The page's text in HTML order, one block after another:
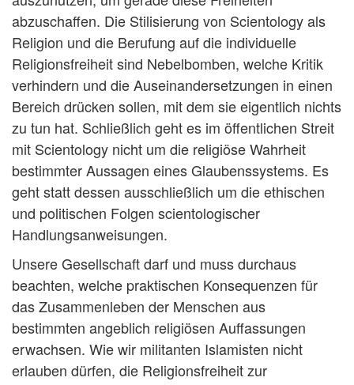
abzuschaffen. Die Stilisierung von Scientology als
Religion und die Berufung auf die individuelle
Religionsfreiheit sind Nebelbomben, welche Kritik
verhindern und die Auseinandersetzungen in einen
Bereich drücken sollen, mit dem sie eigentlich nichts
zu tun hat. Schließlich geht es im öffentlichen Streit
mit Scientology nicht um die religiöse Wahrheit
bestimmter Aussagen eines Glaubenssystems. Es
geht statt dessen ausschließlich um die ethischen
und politischen Folgen scientologischer
Handlungsanweisungen.
Unsere Gesellschaft darf und muss durchaus
beachten, welche praktischen Konsequenzen für
das Zusammenleben der Menschen aus
bestimmten angeblich religiösen Auffassungen
erwachsen. Wie wir militanten Islamisten nicht
erlauben dürfen, die Religionsfreiheit zur